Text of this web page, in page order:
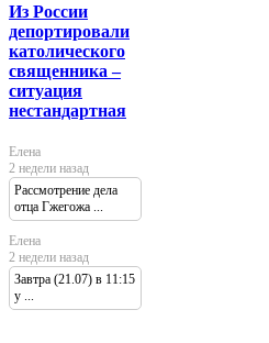
Из России
депортировали
католического
священника –
ситуация
нестандартная
Елена
2 недели назад
Рассмотрение дела
отца Гжегожа ...
Елена
2 недели назад
Завтра (21.07) в 11:15
у ...